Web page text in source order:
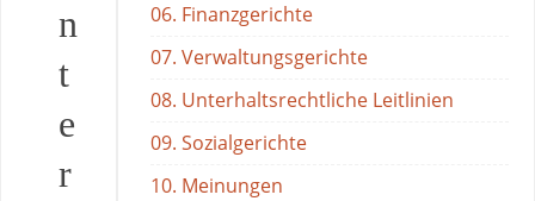
n
t
e
r
06. Finanzgerichte
07. Verwaltungsgerichte
08. Unterhaltsrechtliche Leitlinien
09. Sozialgerichte
10. Meinungen